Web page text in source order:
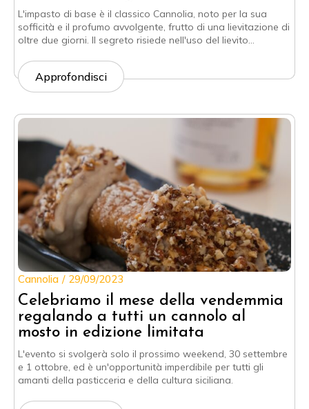
L'impasto di base è il classico Cannolia, noto per la sua
sofficità e il profumo avvolgente, frutto di una lievitazione di
oltre due giorni. Il segreto risiede nell'uso del lievito…
Approfondisci
Celebriamo il mese della vendemmia
regalando a tutti un cannolo al
mosto in edizione limitata
Cannolia 29/09/2023
L'evento si svolgerà solo il prossimo weekend, 30 settembre
e 1 ottobre, ed è un'opportunità imperdibile per tutti gli
amanti della pasticceria e della cultura siciliana.